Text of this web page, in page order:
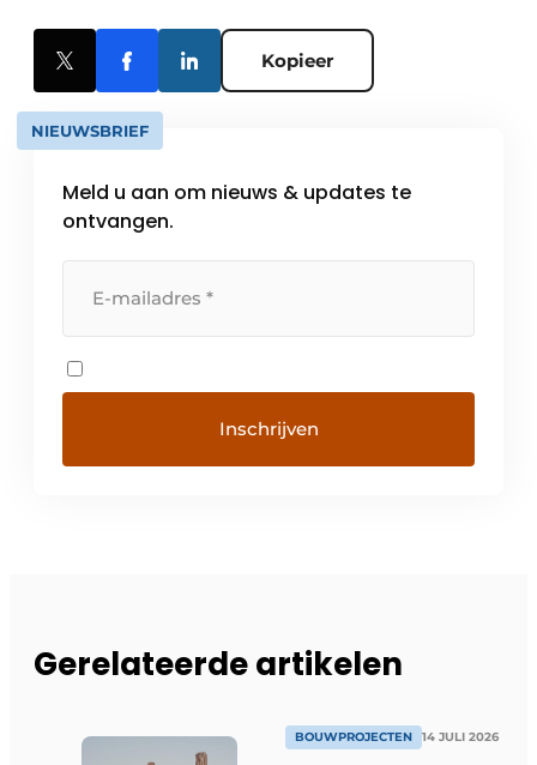
Kopieer
NIEUWSBRIEF
Meld u aan om nieuws & updates te
ontvangen.
Gerelateerde artikelen
BOUWPROJECTEN 14 JULI 2026